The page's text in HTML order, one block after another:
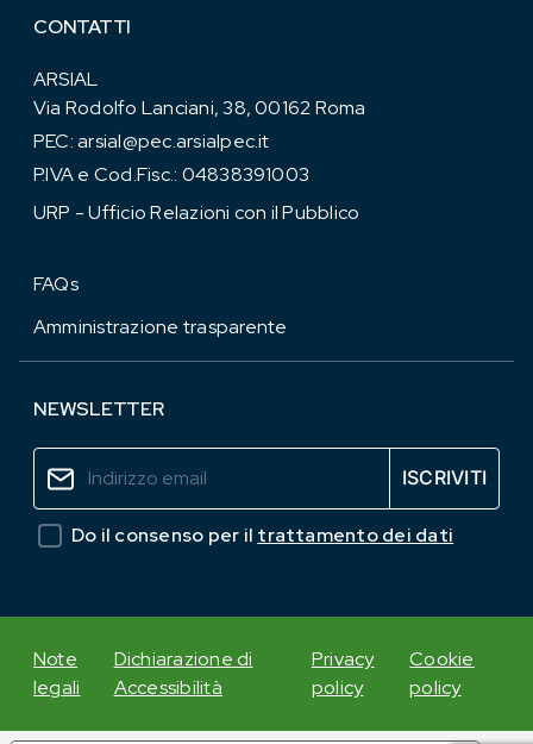
CONTATTI
ARSIAL
Via Rodolfo Lanciani, 38, 00162 Roma
PEC:arsial@pec.arsialpec.it
P.IVA e Cod.Fisc.: 04838391003
URP - Ufficio Relazioni con il Pubblico
FAQs
Amministrazione trasparente
NEWSLETTER
Do il consenso per il trattamento dei dati
Note
legali
Dichiarazione di
Accessibilità
Privacy
policy
Cookie
policy